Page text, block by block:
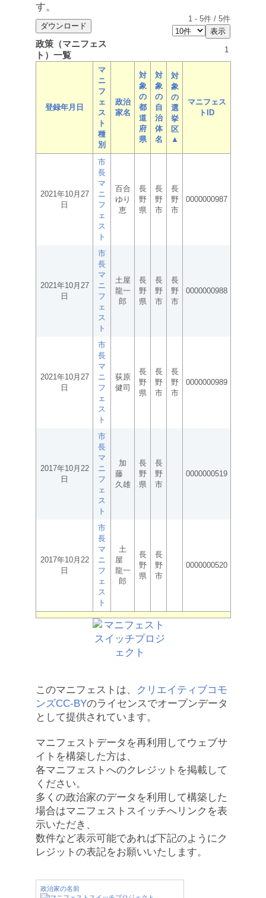
す。
1 - 5件 / 5件
政策（マニフェス
ト）一覧
1
登録年月日
マ
ニ
フ
ェ
ス
ト
種
別
政治
家名
対
象
の
都
道
府
県
対
象
の
自
治
体
名
対
象
の
選
挙
区
▲
マニフェス
トID
2021年10月27
日
市
長
マ
ニ
フ
ェ
ス
ト
百合
ゆり
恵
長
野
県
長
野
市
長
野
市
0000000987
2021年10月27
日
市
長
マ
ニ
フ
ェ
ス
ト
土屋
龍一
郎
長
野
県
長
野
市
長
野
市
0000000988
2021年10月27
日
市
長
マ
ニ
フ
ェ
ス
ト
荻原
健司
長
野
県
長
野
市
長
野
市
0000000989
2017年10月22
日
市
長
マ
ニ
フ
ェ
ス
ト
加
藤
久雄
長
野
県
長
野
市
0000000519
2017年10月22
日
市
長
マ
ニ
フ
ェ
ス
ト
土
屋
龍一
郎
長
野
県
長
野
市
0000000520
このマニフェストは、
クリエイティブコモ
ンズCC-BYのライセンスでオープンデータ
として提供されています。
マニフェストデータを再利用してウェブサ
イトを構築した方は、
各マニフェストへのクレジットを掲載して
ください。
多くの政治家のデータを利用して構築した
場合はマニフェストスイッチへリンクを表
示いただき、
数件など表示可能であれば下記のようにク
レジットの表記をお願いいたします。
政治家の名前